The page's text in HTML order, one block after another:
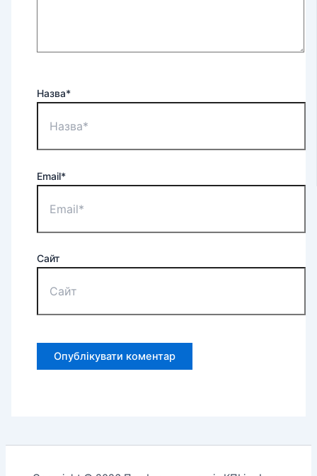
Назва*
Email*
Сайт